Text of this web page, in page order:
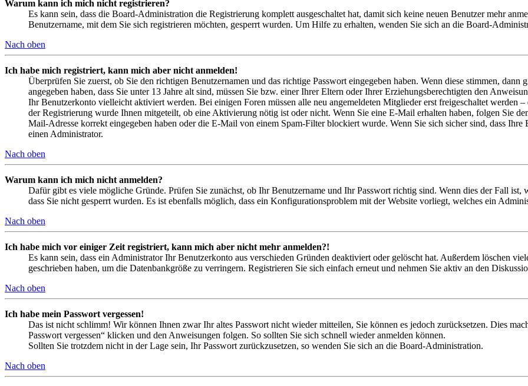
Warum kann ich mich nicht registrieren?
Es kann sein, dass die Board-Administration die Registrierung komplett ausgeschaltet hat, damit sich keine neuen Benutzer mehr
Benutzername, mit dem Sie sich registrieren möchten, gesperrt wurden. Um Hilfe zu erhalten, wenden Sie sich an die Board-
Nach oben
Ich habe mich registriert, kann mich aber nicht anmelden!
Überprüfen Sie zuerst, ob Sie den richtigen Benutzernamen und das richtige Passwort eingegeben haben. Wenn diese stimmen, dann
angegeben haben, dass Sie unter 13 Jahre alt sind, müssen Sie bzw. einer Ihrer Eltern oder Ihrer Erziehungsberechtigten den
Ihr Benutzerkonto vielleicht aktiviert werden. Bei einigen Foren müssen alle neu angemeldeten Mitglieder erst freigeschaltet werden
der Registrierung wurde Ihnen mitgeteilt, ob eine Aktivierung nötig ist oder nicht. Wenn Sie eine E-Mail erhalten haben, folgen Sie
Mail-Adresse korrekt eingegeben haben oder die E-Mail von einem Spam-Filter blockiert wurde. Wenn Sie sich sicher sind, dass
einen Administrator.
Nach oben
Warum kann ich mich nicht anmelden?
Dafür gibt es viele mögliche Gründe. Prüfen Sie zunächst, ob Ihr Benutzername und Ihr Passwort richtig sind. Wenn dies der Fall ist,
dass Sie nicht gesperrt wurden. Es ist ebenfalls möglich, dass ein Konfigurationsproblem mit der Website vorliegt, welches ein
Nach oben
Ich habe mich vor einiger Zeit registriert, kann mich aber nicht mehr anmelden?!
Es kann sein, dass ein Administrator Ihr Benutzerkonto aus verschieden Gründen deaktiviert oder gelöscht hat. Außerdem löschen
geschrieben haben, um die Datenbankgröße zu verringern. Registrieren Sie sich einfach erneut und nehmen Sie aktiv an den
Nach oben
Ich habe mein Passwort vergessen!
Das ist nicht schlimm! Wir können Ihnen zwar Ihr altes Passwort nicht wieder mitteilen, Sie können es jedoch zurücksetzen. Dies
Passwort vergessen“ klicken und den Anweisungen folgen. So sollten Sie sich schnell wieder anmelden können.
Sollten Sie trotzdem nicht in der Lage sein, Ihr Passwort zurückzusetzen, so wenden Sie sich an die Board-Administration.
Nach oben